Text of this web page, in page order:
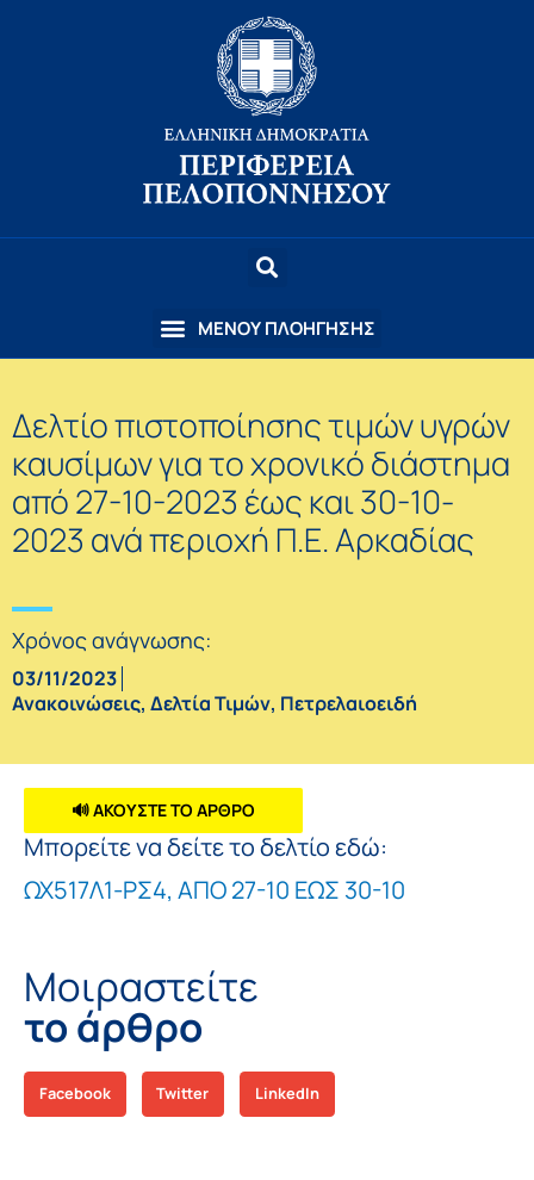
Δελτίο πιστοποίησης τιμών υγρών
καυσίμων για το χρονικό διάστημα
από 27-10-2023 έως και 30-10-
2023 ανά περιοχή Π.Ε. Αρκαδίας
Χρόνος ανάγνωσης:
03/11/2023
Ανακοινώσεις, Δελτία Τιμών, Πετρελαιοειδή
🔊 ΑΚΟΥΣΤΕ ΤΟ ΑΡΘΡΟ
Μπορείτε να δείτε το δελτίο εδώ:
ΩΧ517Λ1-ΡΣ4, ΑΠΟ 27-10 ΕΩΣ 30-10
Μοιραστείτε
το άρθρο
Facebook Twitter LinkedIn